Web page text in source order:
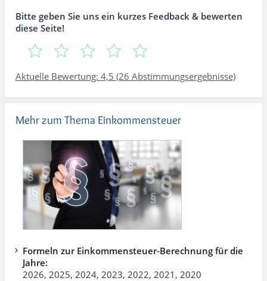
Bitte geben Sie uns ein kurzes Feedback & bewerten
diese Seite!
Aktuelle Bewertung: 4,5 (26 Abstimmungsergebnisse)
Mehr zum Thema Einkommensteuer
Formeln zur Einkommensteuer-Berechnung für die
Jahre:
2026, 2025, 2024, 2023, 2022, 2021 , 2020